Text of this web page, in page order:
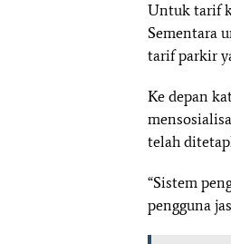
Untuk tarif
Sementara
tarif parkir
Ke depan
telah
“Sistem
pengguna